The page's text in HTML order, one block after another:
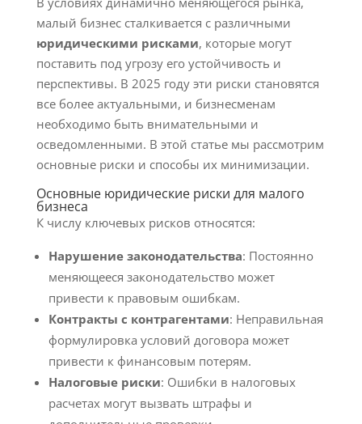
малый бизнес сталкивается с различными
юридическими рисками, которые могут
поставить под угрозу его устойчивость и
перспективы. В 2025 году эти риски становятся
все более актуальными, и бизнесменам
необходимо быть внимательными и
осведомленными. В этой статье мы рассмотрим
основные риски и способы их минимизации.
Основные юридические риски для малого
бизнеса
К числу ключевых рисков относятся:
Нарушение законодательства: Постоянно
меняющееся законодательство может
привести к правовым ошибкам.
Контракты с контрагентами: Неправильная
формулировка условий договора может
привести к финансовым потерям.
Налоговые риски: Ошибки в налоговых
расчетах могут вызвать штрафы и